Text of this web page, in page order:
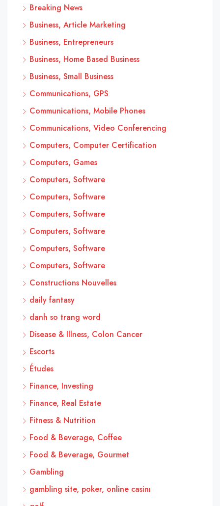
Breaking News
Business, Article Marketing
Business, Entrepreneurs
Business, Home Based Business
Business, Small Business
Communications, GPS
Communications, Mobile Phones
Communications, Video Conferencing
Computers, Computer Certification
Computers, Games
Computers, Software
Computers, Software
Computers, Software
Computers, Software
Computers, Software
Computers, Software
Constructions Nouvelles
daily fantasy
danh so trang word
Disease & Illness, Colon Cancer
Escorts
Études
Finance, Investing
Finance, Real Estate
Fitness & Nutrition
Food & Beverage, Coffee
Food & Beverage, Gourmet
Gambling
gambling site, poker, online casinı